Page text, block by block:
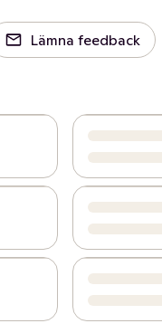
Lämna feedback